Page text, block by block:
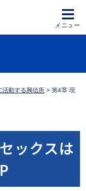
活動する興信所 > 第4章 現
ックスは